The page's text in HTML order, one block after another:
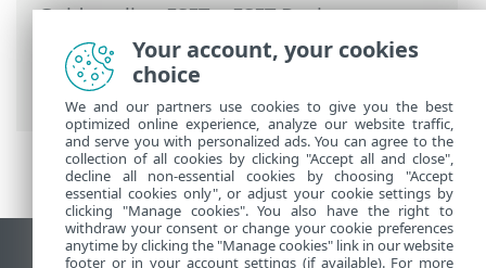
Guida online ESET>ESET Business
Account
>Utilizzo di ESET Business
Account >Gestione utenti>
Autenticazione a due fattori
Your account, your cookies
choice
We and our partners use cookies to give you the best
optimized online experience, analyze our website traffic,
and serve you with personalized ads. You can agree to the
collection of all cookies by clicking "Accept all and close",
decline all non-essential cookies by choosing "Accept
essential cookies only", or adjust your cookie settings by
clicking "Manage cookies". You also have the right to
withdraw your consent or change your cookie preferences
anytime by clicking the "Manage cookies" link in our website
footer or in your account settings (if available). For more